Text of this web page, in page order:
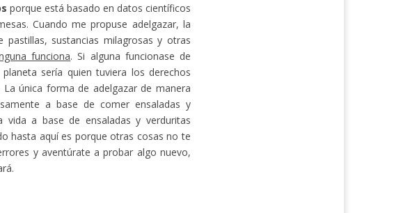
porque está basado en datos científicos
Cuando me propuse adelgazar, la
sustancias milagrosas y otras
funciona. Si alguna funcionase de
sería quien tuviera los derechos
única forma de adelgazar de manera
a base de comer ensaladas y
vida a base de ensaladas y verduritas
hasta aquí es porque otras cosas no te
y aventúrate a probar algo nuevo,